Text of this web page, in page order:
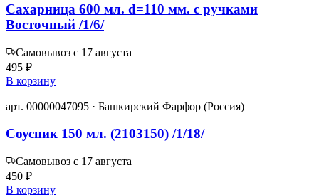
Сахарница 600 мл. d=110 мм. с ручками
Восточный /1/6/
Самовывоз с 17 августа
495 ₽
В корзину
арт. 00000047095 · Башкирский Фарфор (Россия)
Соусник 150 мл. (2103150) /1/18/
Самовывоз с 17 августа
450 ₽
В корзину